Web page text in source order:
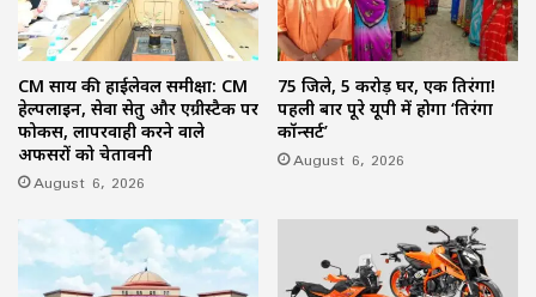
CM साय की हाईलेवल समीक्षा: CM
हेल्पलाइन, सेवा सेतु और एग्रीस्टैक पर
फोकस, लापरवाही करने वाले
अफसरों को चेतावनी
August 6, 2026
75 जिले, 5 करोड़ घर, एक तिरंगा!
पहली बार पूरे यूपी में होगा ‘तिरंगा
कॉन्सर्ट’
August 6, 2026